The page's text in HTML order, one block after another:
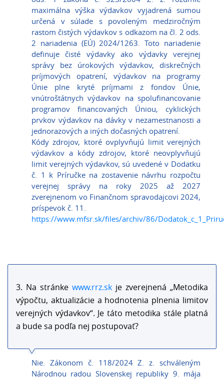
maximálna výška výdavkov vyjadrená sumou
určená v súlade s povoleným medziročným
rastom čistých výdavkov s odkazom na čl. 2 ods.
2 nariadenia (EÚ) 2024/1263. Toto nariadenie
definuje čisté výdavky ako výdavky verejnej
správy bez úrokových výdavkov, diskrečných
príjmových opatrení, výdavkov na programy
Únie plne kryté príjmami z fondov Únie,
vnútroštátnych výdavkov na spolufinancovanie
programov financovaných Úniou, cyklických
prvkov výdavkov na dávky v nezamestnanosti a
jednorazových a iných dočasných opatrení.
Kódy zdrojov, ktoré ovplyvňujú limit verejných
výdavkov a kódy zdrojov, ktoré neovplyvňujú
limit verejných výdavkov, sú uvedené v Dodatku
č. 1 k Príručke na zostavenie návrhu rozpočtu
verejnej správy na roky 2025 až 2027
zverejnenom vo Finančnom spravodajcovi 2024,
príspevok č. 11.
https://www.mfsr.sk/files/archiv/86/
3. Na stránke www.rrz.sk je zverejnená „Metodika
výpočtu, aktualizácie a hodnotenia plnenia limitov
verejných výdavkov“. Je táto metodika stále platná
a bude sa podľa nej postupovať?
Nie. Zákonom č. 118/2024 Z. z. schváleným
Národnou radou Slovenskej republiky 9. mája